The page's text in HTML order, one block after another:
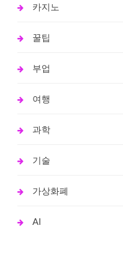
카지노
꿀팁
부업
여행
과학
기술
가상화폐
AI